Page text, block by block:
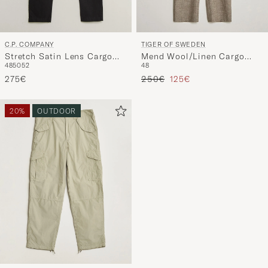
C.P. COMPANY
Stretch Satin Lens Cargo
Pants Black
485052
275€
TIGER OF SWEDEN
Mend Wool/Linen Cargo
Trousers Sawgrass Brown
48
Regulärer Preis
250€ Reduzierter Preis
125€
20% OUTDOOR